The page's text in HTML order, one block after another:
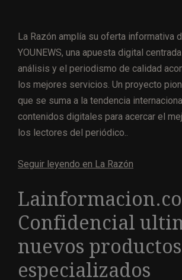
La Razón amplía su oferta informativa
YOUNEWS, una apuesta digital
análisis y el periodismo de calidad
los mejores servicios. Un proyecto
que se suma a la tendencia
contenidos digitales para acercar el
los lectores del periódico..
Seguir leyendo en La Razón
Confidencial
nuevos productos
especializados